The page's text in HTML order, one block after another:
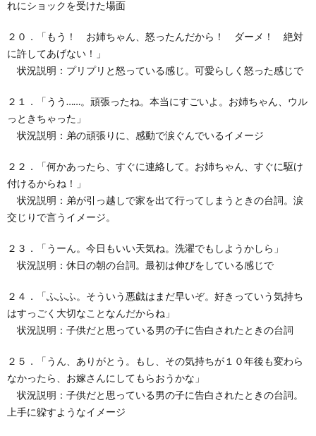
れにショックを受けた場面
２０．「もう！ お姉ちゃん、怒ったんだから！ ダーメ！ 絶対
に許してあげない！」
状況説明：プリプリと怒っている感じ。可愛らしく怒った感じで
２１．「うう……。頑張ったね。本当にすごいよ。お姉ちゃん、ウル
っときちゃった」
状況説明：弟の頑張りに、感動で涙ぐんでいるイメージ
２２．「何かあったら、すぐに連絡して。お姉ちゃん、すぐに駆け
付けるからね！」
状況説明：弟が引っ越しで家を出て行ってしまうときの台詞。涙
交じりで言うイメージ。
２３．「うーん。今日もいい天気ね。洗濯でもしようかしら」
状況説明：休日の朝の台詞。最初は伸びをしている感じで
２４．「ふふふ。そういう悪戯はまだ早いぞ。好きっていう気持ち
はすっごく大切なことなんだからね」
状況説明：子供だと思っている男の子に告白されたときの台詞
２５．「うん、ありがとう。もし、その気持ちが１０年後も変わら
なかったら、お嫁さんにしてもらおうかな」
状況説明：子供だと思っている男の子に告白されたときの台詞。
上手に躱すようなイメージ